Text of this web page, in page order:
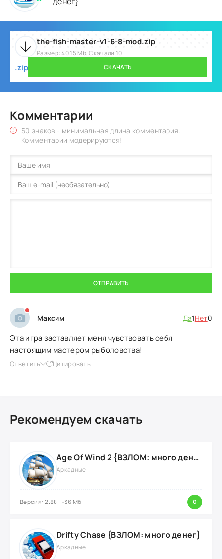
the-fish-master-v1-6-8-mod.zip
Размер: 40.15 Mb, Скачали 10
.zip СКАЧАТЬ
Комментарии
50 знаков - минимальная длина комментария.
Комментарии модерируются!
ОТПРАВИТЬ
Максим Да1Нет0
Эта игра заставляет меня чувствовать себя
настоящим мастером рыболовства!
Ответить Цитировать
Рекомендуем скачать
Age Of Wind 2 {ВЗЛОМ: много денег}
Аркадные
Версия: 2.88 36 Мб 0
Drifty Chase {ВЗЛОМ: много денег}
Аркадные